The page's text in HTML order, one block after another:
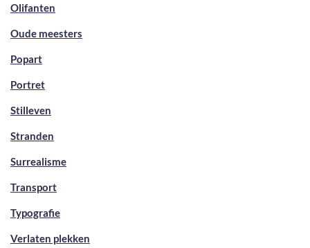
Olifanten
Oude meesters
Popart
Portret
Stilleven
Stranden
Surrealisme
Transport
Typografie
Verlaten plekken